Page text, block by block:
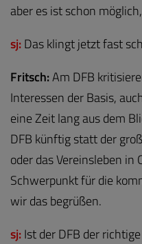
aber es ist schon
sj:Das klingt jetzt fast
Fritsch:Am DFB
Interessen der Basis,
eine Zeit lang aus dem
DFB künftig statt der
oder das Vereinsleben
Schwerpunkt für die
wir das begrüßen.
sj:Ist der DFB der